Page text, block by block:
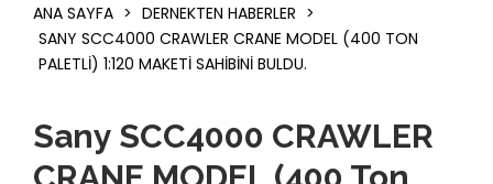
ANA SAYFA > DERNEKTEN HABERLER >
SANY SCC4000 CRAWLER CRANE MODEL (400 TON
PALETLI) 1:120 MAKETI SAHIBINI BULDU.
Sany SCC4000 CRAWLER